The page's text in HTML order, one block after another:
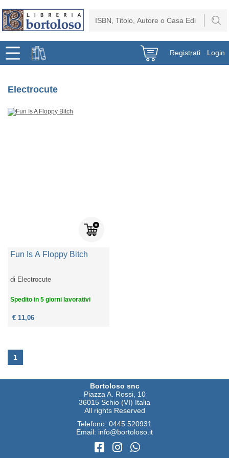
Registrati Login
Electrocute
Fun Is A Floppy Bitch
di Electrocute
Spedito in 5 giorni lavorativi
€ 11,06
1
Bortoloso snc
Piazza A. Rossi, 10
36015 Schio (VI) Italia
All rights Reserved
Telefono: 0445 520931
Email: info@bortoloso.it